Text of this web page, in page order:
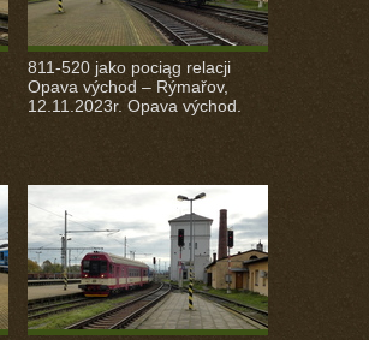
811-520 jako pociąg relacji
Opava východ – Rýmařov,
12.11.2023r. Opava východ.